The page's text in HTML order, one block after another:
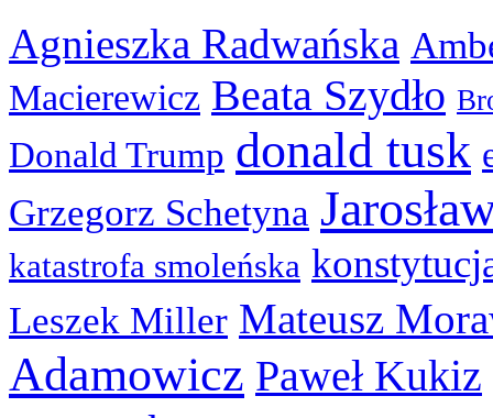
Agnieszka Radwańska
Macierewicz Beata Szydło
Donald Trump donald tusk
Grzegorz Schetyna
katastrofa smoleńska
Leszek Miller Mateusz
Adamowicz Paweł Kukiz